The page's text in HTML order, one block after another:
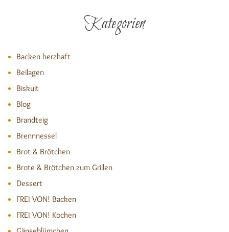
Kategorien
Backen herzhaft
Beilagen
Biskuit
Blog
Brandteig
Brennnessel
Brot & Brötchen
Brote & Brötchen zum Grillen
Dessert
FREI VON! Backen
FREI VON! Kochen